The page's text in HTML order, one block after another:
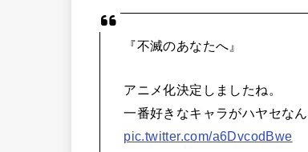
『不滅のあなたへ』
アニメ化決定しましたね。
一番好きなキャラがハヤセな
pic.twitter.com/a6DvcodBwe